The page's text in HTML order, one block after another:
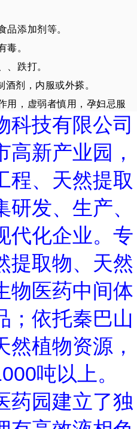
添加剂等。
毒。
跌打。
剂，内服或外搽。
，虚弱者慎用，孕妇忌服
科技有限公司
高新产业园，
程、天然提取
发、生产、
代化企业。专
提取物、天然
物医药中间体
；依托秦巴山
然植物资源，
吨以上。
药园建立了独